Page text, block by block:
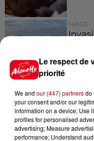
14h03
À LA
Amel
Le respect de
priorité
We and our (447) partnersdo
your consent and/or our
information on a device; Use
profiles for personalised
advertising; Measure
performance; Understand